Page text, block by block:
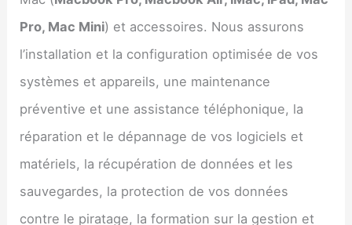
Pro, Mac Mini) et accessoires. Nous assurons
l’installation et la configuration optimisée de vos
systèmes et appareils, une maintenance
préventive et une assistance téléphonique, la
réparation et le dépannage de vos logiciels et
matériels, la récupération de données et les
sauvegardes, la protection de vos données
contre le piratage, la formation sur la gestion et